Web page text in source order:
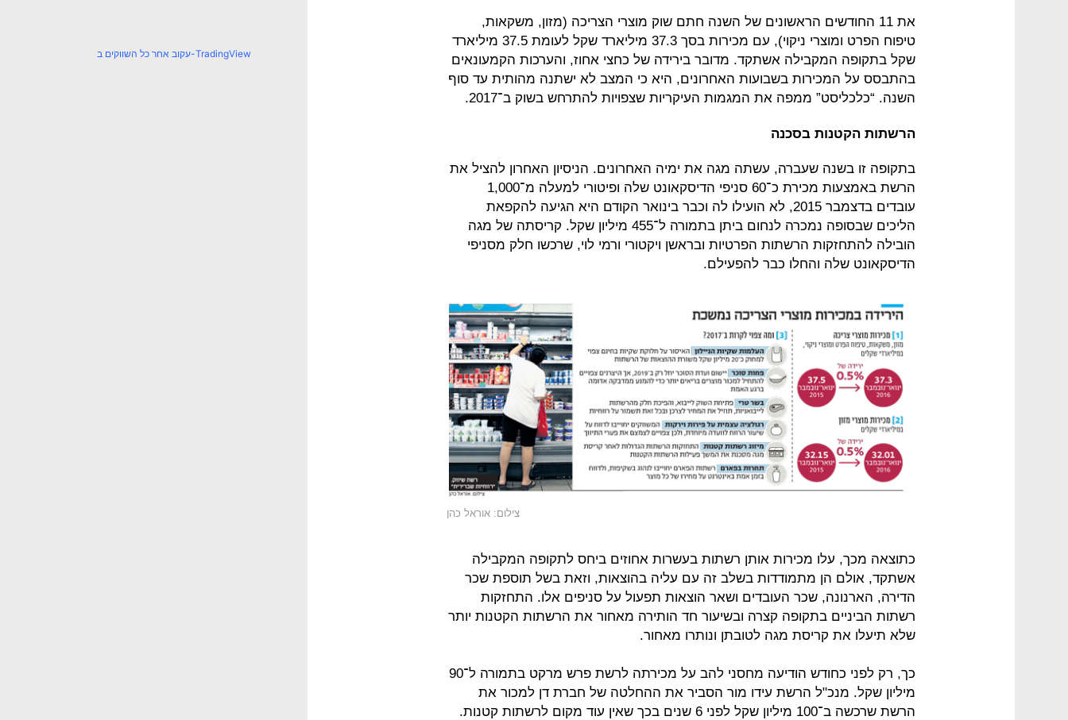
את 11 החודשים הראשונים של השנה חתם שוק מוצרי הצריכה (מזון, משקאות,
טיפוח הפרט ומוצרי ניקוי), עם מכירות בסך 37.3 מיליארד שקל לעומת 37.5 מיליארד
שקל בתקופה המקבילה אשתקד. מדובר בירידה של כחצי אחוז, והערכות הקמעונאים
בהתבסס על המכירות בשבועות האחרונים, היא כי המצב לא ישתנה מהותית עד סוף
השנה. “כלכליסט” ממפה את המגמות העיקריות שצפויות להתרחש בשוק ב־2017.
הרשתות הקטנות בסכנה
בתקופה זו בשנה שעברה, עשתה מגה את ימיה האחרונים. הניסיון האחרון להציל את
הרשת באמצעות מכירת כ־60 סניפי הדיסקאונט שלה ופיטורי למעלה מ־1,000
עובדים בדצמבר 2015, לא הועילו לה וכבר בינואר הקודם היא הגיעה להקפאת
הליכים שבסופה נמכרה לנחום ביתן בתמורה ל־455 מיליון שקל. קריסתה של מגה
הובילה להתחזקות הרשתות הפרטיות ובראשן ויקטורי ורמי לוי, שרכשו חלק מסניפי
הדיסקאונט שלה והחלו כבר להפעילם.
צילום: אוראל כהן
כתוצאה מכך, עלו מכירות אותן רשתות בעשרות אחוזים ביחס לתקופה המקבילה
אשתקד, אולם הן מתמודדות בשלב זה עם עליה בהוצאות, וזאת בשל תוספת שכר
הדירה, הארנונה, שכר העובדים ושאר הוצאות תפעול על סניפים אלו. התחזקות
רשתות הביניים בתקופה קצרה ובשיעור חד הותירה מאחור את הרשתות הקטנות יותר
שלא תיעלו את קריסת מגה לטובתן ונותרו מאחור.
כך, רק לפני כחודש הודיעה מחסני להב על מכירתה לרשת פרש מרקט בתמורה ל־90
מיליון שקל. מנכ"ל הרשת עידו מור הסביר את ההחלטה של חברת דן למכור את
הרשת שרכשה ב־100 מיליון שקל לפני 6 שנים בכך שאין עוד מקום לרשתות קטנות.
עקוב אחר כל השווקים ב-TradingView